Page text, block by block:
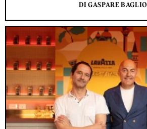
DI GASPARE BAGLIO